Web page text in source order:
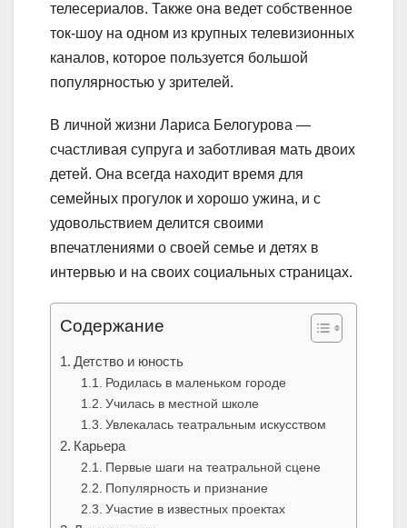
телесериалов. Также она ведет собственное
ток-шоу на одном из крупных телевизионных
каналов, которое пользуется большой
популярностью у зрителей.
В личной жизни Лариса Белогурова —
счастливая супруга и заботливая мать двоих
детей. Она всегда находит время для
семейных прогулок и хорошо ужина, и с
удовольствием делится своими
впечатлениями о своей семье и детях в
интервью и на своих социальных страницах.
Содержание
Детство и юность
Родилась в маленьком городе
Училась в местной школе
Увлекалась театральным искусством
Карьера
Первые шаги на театральной сцене
Популярность и признание
Участие в известных проектах